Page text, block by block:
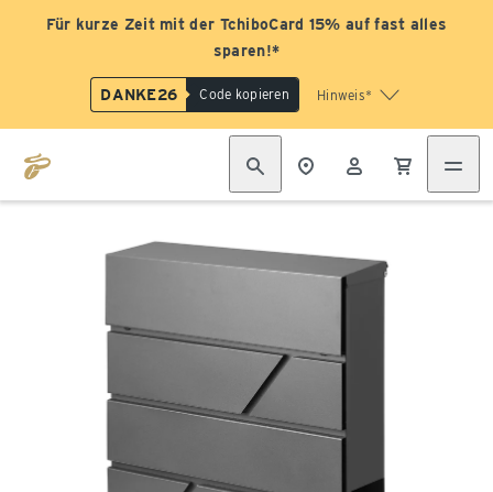
Für kurze Zeit mit der TchiboCard 15% auf fast alles
sparen!*
DANKE26 Code kopieren Hinweis*